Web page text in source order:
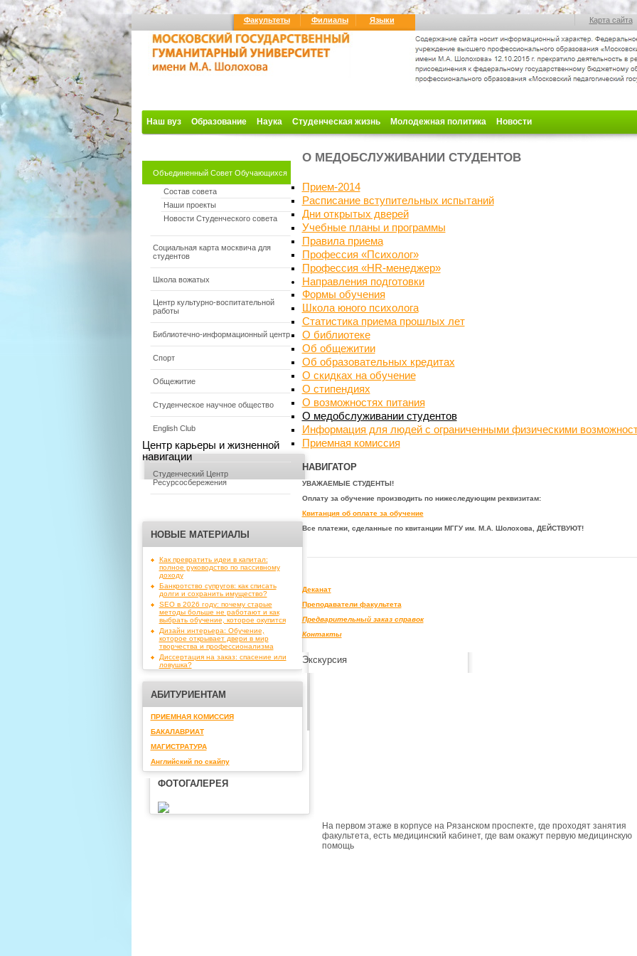
Факультеты Филиалы Языки Карта сайта
Наш вуз Образование Наука Студенческая жизнь Молодежная политика Новости
Объединенный Совет Обучающихся
Состав совета
Наши проекты
Новости Студенческого совета
Социальная карта москвича для
студентов
Школа вожатых
Центр культурно-воспитательной
работы
Библиотечно-информационный центр
Спорт
Общежитие
Студенческое научное общество
English Club
Центр карьеры и жизненной
навигации
Студенческий Центр
Ресурсосбережения
НОВЫЕ МАТЕРИАЛЫ
Как превратить идеи в капитал:
полное руководство по пассивному
доходу
Банкротство супругов: как списать
долги и сохранить имущество?
SEO в 2026 году: почему старые
методы больше не работают и как
выбрать обучение, которое окупится
Дизайн интерьера: Обучение,
которое открывает двери в мир
творчества и профессионализма
Диссертация на заказ: спасение или
ловушка?
АБИТУРИЕНТАМ
ПРИЕМНАЯ КОМИССИЯ
БАКАЛАВРИАТ
МАГИСТРАТУРА
Английский по скайпу
О МЕДОБСЛУЖИВАНИИ СТУДЕНТОВ
Прием-2014
Расписание вступительных испытаний
Дни открытых дверей
Учебные планы и программы
Правила приема
Профессия «Психолог»
Профессия «HR-менеджер»
Направления подготовки
Формы обучения
Школа юного психолога
Статистика приема прошлых лет
О библиотеке
Об общежитии
Об образовательных кредитах
О скидках на обучение
О стипендиях
О возможностях питания
О медобслуживании студентов
Информация для людей с ограниченными физическими
Приемная комиссия
НАВИГАТОР
УВАЖАЕМЫЕ СТУДЕНТЫ!
Оплату за обучение производить по нижеследующим реквизитам:
Квитанция об оплате за обучение
Все платежи, сделанные по квитанции МГГУ им. М.А. Шолохова, ДЕЙСТВУЮТ!
Деканат
Преподаватели факультета
Предварительный заказ справок
Контакты
Экскурсия
ФОТОГАЛЕРЕЯ
На первом этаже в корпусе на Рязанском проспекте, где проходят занятия
факультета, есть медицинский кабинет, где вам окажут первую медицинскую
помощь